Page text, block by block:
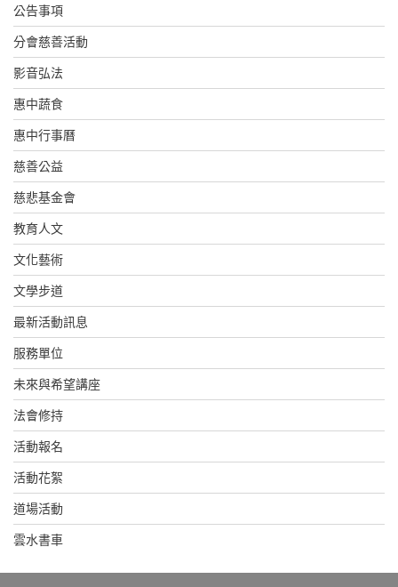
公告事項
分會慈善活動
影音弘法
惠中蔬食
惠中行事曆
慈善公益
慈悲基金會
教育人文
文化藝術
文學步道
最新活動訊息
服務單位
未來與希望講座
法會修持
活動報名
活動花絮
道場活動
雲水書車